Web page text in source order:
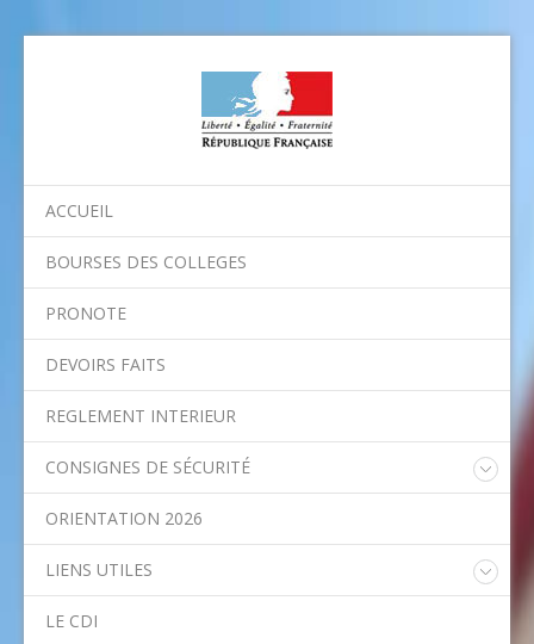
ACCUEIL
BOURSES DES COLLEGES
PRONOTE
DEVOIRS FAITS
REGLEMENT INTERIEUR
CONSIGNES DE SÉCURITÉ
ORIENTATION 2026
LIENS UTILES
LE CDI